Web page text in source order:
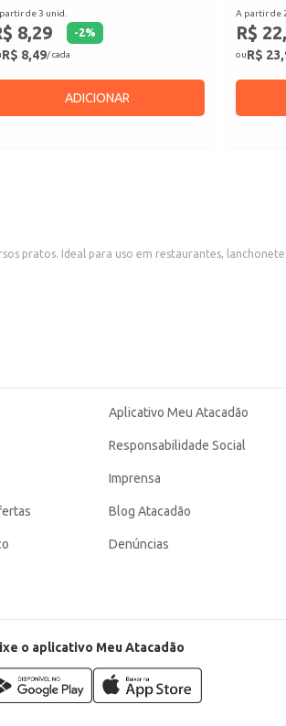
de 3 unid.
8,29 -2%
R$ 8,49/ cada
ADICIONAR
A partir de
R$
ouR$
pratos. Ideal para uso em restaurantes,
Aplicativo Meu Atacadão
Responsabilidade Social
Imprensa
Blog Atacadão
Denúncias
o aplicativo Meu Atacadão